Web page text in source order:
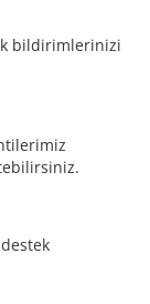
bildirimlerinizi